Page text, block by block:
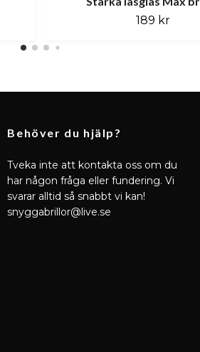
189 kr
Behöver du hjälp?
Tveka inte att kontakta oss om du
har någon fråga eller fundering. Vi
svarar alltid så snabbt vi kan!
snyggabrillor@live.se